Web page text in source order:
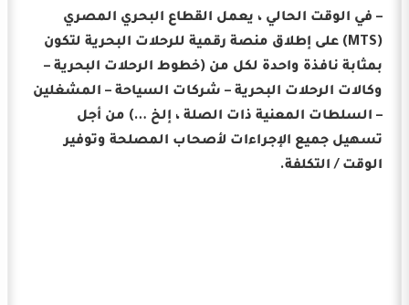
– في الوقت الحالي ، يعمل القطاع البحري المصري
(MTS) على إطلاق منصة رقمية للرحلات البحرية لتكون
بمثابة نافذة واحدة لكل من (خطوط الرحلات البحرية –
وكالات الرحلات البحرية – شركات السياحة – المشغلين
– السلطات المعنية ذات الصلة ، إلخ …) من أجل
تسهيل جميع الإجراءات لأصحاب المصلحة وتوفير
الوقت / التكلفة.